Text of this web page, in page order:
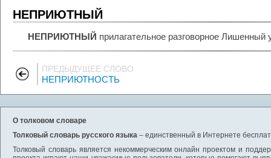
НЕПРИЮТНЫЙ
НЕПРИЮТНЫЙ прилагательное разговорное Лишенный
ПРЕДЫДУЩЕЕ СЛОВО
НЕПРИЮТНОСТЬ
О толковом словаре
Толковый словарь русского языка – единственный в Интернете
Толковый словарь является некоммерческим онлайн проектом и